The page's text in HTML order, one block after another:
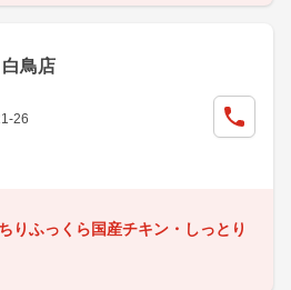
鳥店
26
りふっくら国産チキン・しっとり